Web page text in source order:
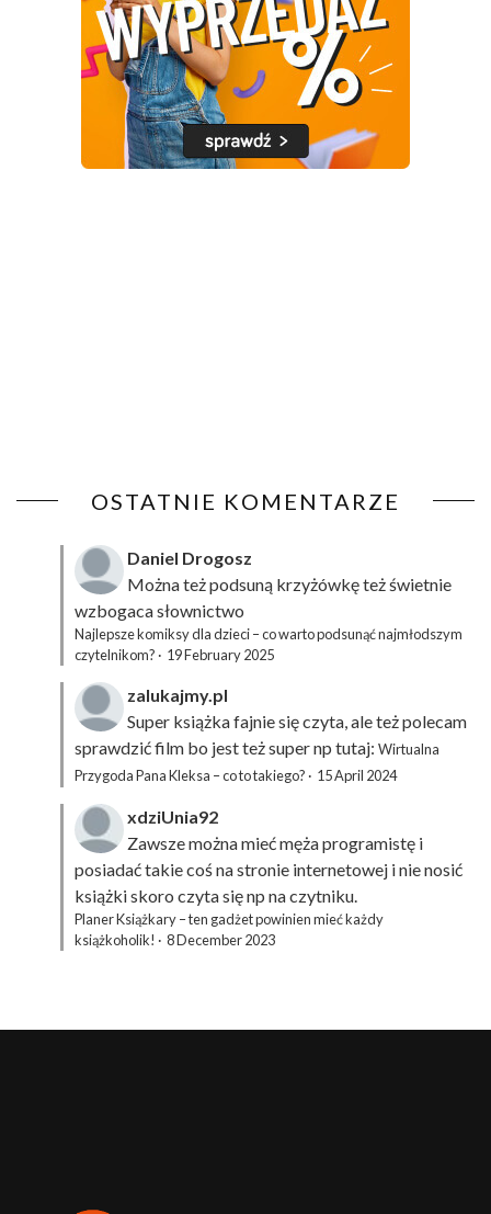
OSTATNIE KOMENTARZE
Daniel Drogosz
Można też podsuną krzyżówkęteż świetnie
wzbogaca słownictwo
Najlepsze komiksy dla dzieci – co warto podsunąć najmłodszym
czytelnikom? · 19 February 2025
zalukajmy.pl
Super książka fajnie się czyta, ale też polecam
sprawdzić film bo jest też super np tutaj: Wirtualna
Przygoda Pana Kleksa – co to takiego? · 15 April 2024
xdziUnia92
Zawsze można mieć męża programistę i
posiadać takie coś na stronie internetowej i nie nosić
książki skoro czyta się np na czytniku.
Planer Książkary – ten gadżet powinien mieć każdy
książkoholik! · 8 December 2023